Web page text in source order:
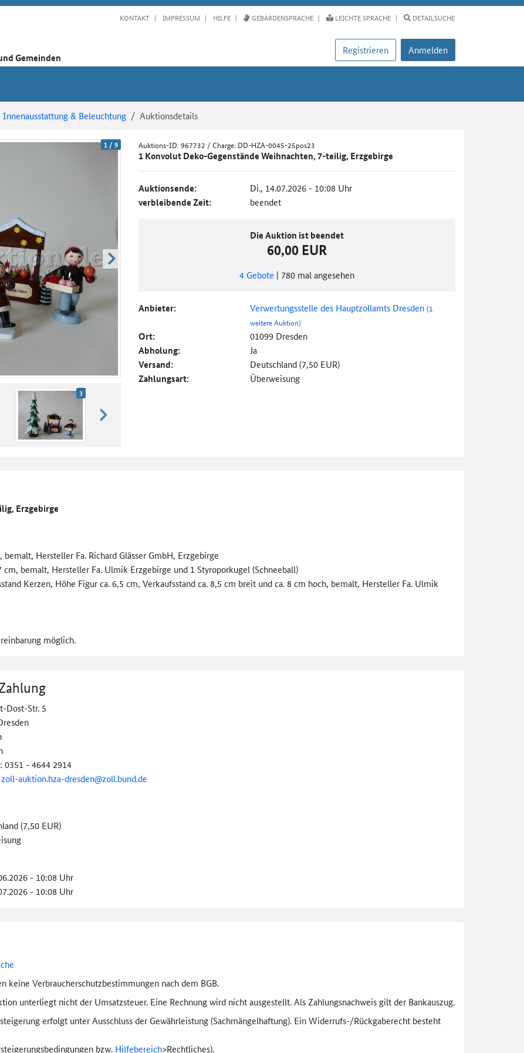
KONTAKT IMPRESSUM HILFE GEBÄRDENSPRACHE LEICHTE SPRACHE DETAILSUCHE
Gemeinden
Registrieren Anmelden
Innenausstattung & Beleuchtung Auktionsdetails
1 /9
weiter blättern
3
weiter blättern
Auktions-ID:967732 / Charge: DD-HZA-0045-25pos23
1 Konvolut Deko-Gegenstände Weihnachten, 7-teilig, Erzgebirge
Auktionsende: Di., 14.07.2026 - 10:08 Uhr
verbleibende Zeit: beendet
Die Auktion ist beendet
60,00 EUR
4 Gebote | 780 mal angesehen
Anbieter: Verwertungsstelle des Hauptzollamts Dresden (1
weitere Auktion)
Ort: 01099 Dresden
Abholung: Ja
Versand: Deutschland (7,50 EUR)
Zahlungsart: Überweisung
Erzgebirge
Hersteller Fa. Richard Glässer GmbH, Erzgebirge
bemalt, Hersteller Fa. Ulmik Erzgebirge und 1 Styroporkugel (Schneeball)
Kerzen, Höhe Figur ca. 6,5 cm, Verkaufsstand ca. 8,5 cm breit und ca. 8 cm hoch, bemalt, Hersteller Fa. Ulmik
möglich.
Dost-Str. 5
0351 - 4644 2914
zoll-auktion.hza-dresden@zoll.bund.de
(7,50 EUR)
- 10:08 Uhr
- 10:08 Uhr
keine Verbraucher­schutz­bestimmungen nach dem BGB.
unterliegt nicht der Umsatzsteuer. Eine Rechnung wird nicht ausgestellt. Als Zahlungsnachweis gilt der Bankauszug.
erfolgt unter Ausschluss der Gewährleistung (Sachmängel­haftung). Ein Widerrufs-/Rückgaberecht besteht
bzw. Hilfebereich>Rechtliches).